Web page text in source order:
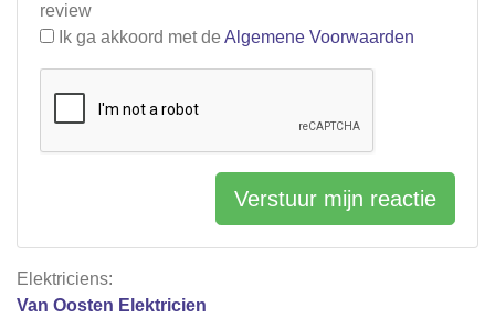
Elektriciens:
Van Oosten Elektricien
review
Ik ga akkoord met de Algemene Voorwaarden
Verstuur mijn reactie